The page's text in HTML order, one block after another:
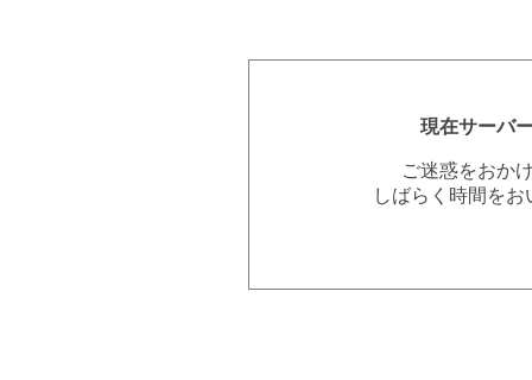
現在サーバ
ご迷惑をおか
しばらく時間を